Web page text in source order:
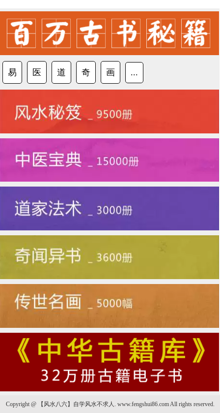
易 医 道 奇 画 ...
Copyright @ 【风水八六】自学风水不求人. www.fengshui86.com All rights reserved.